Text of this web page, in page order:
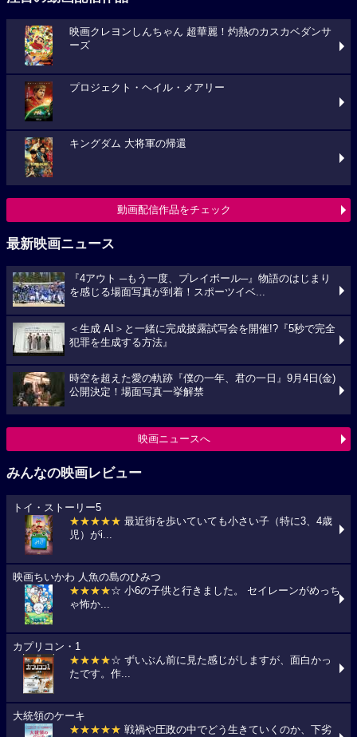
映画クレヨンしんちゃん 超華麗！灼熱のカスカベダンサ
ーズ
プロジェクト・ヘイル・メアリー
キングダム 大将軍の帰還
動画配信作品をチェック
最新映画ニュース
『4アウト ─もう一度、プレイボール─』物語のはじまり
を感じる場面写真が到着！スポーツイベ...
＜生成 AI＞と一緒に完成披露試写会を開催!?『5秒で完全
犯罪を生成する方法』
時空を超えた愛の軌跡『僕の一年、君の一日』9月4日(金)
公開決定！場面写真一挙解禁
映画ニュースへ
みんなの映画レビュー
トイ・ストーリー5
★★★★★ 最近街を歩いていても小さい子（特に3、4歳
児）がi...
映画ちいかわ 人魚の島のひみつ
★★★★☆ 小6の子供と行きました。 セイレーンがめっち
ゃ怖か...
カプリコン・1
★★★★☆ ずいぶん前に見た感じがしますが、面白かっ
たです。作...
大統領のケーキ
★★★★★ 戦禍や圧政の中でどう生きていくのか、下劣